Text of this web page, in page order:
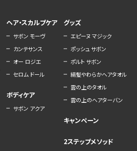
ヘア・スカルプケア
サボン モーヴ
カンテサンス
オー ロジエ
セロム ドール
ボディケア
サボン アクア
グッズ
エピーヌ マジック
ポッシュ サボン
ポルト サボン
絹髪やわらかヘアタオル
雲の上のタオル
雲の上のヘアターバン
キャンペーン
2ステップメソッド